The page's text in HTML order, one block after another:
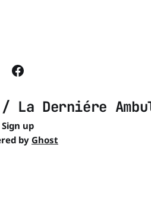
La Derniére
Sign up
by Ghost